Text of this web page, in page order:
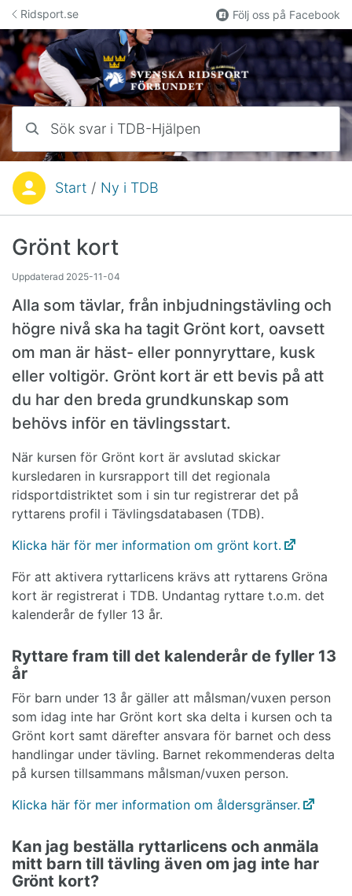
Hoppa till innehåll
Ridsport.se Följ oss på Facebook
Du är här:Start / Ny i TDB
Grönt kort
Uppdaterad 2025-11-04
Alla som tävlar, från inbjudningstävling och
högre nivå ska ha tagit Grönt kort, oavsett
om man är häst- eller ponnyryttare, kusk
eller voltigör. Grönt kort är ett bevis på att
du har den breda grundkunskap som
behövs inför en tävlingsstart.
När kursen för Grönt kort är avslutad skickar
kursledaren in kursrapport till det regionala
ridsportdistriktet som i sin tur registrerar det på
ryttarens profil i Tävlingsdatabasen (TDB).
Klicka här för mer information om grönt kort.
För att aktivera ryttarlicens krävs att ryttarens Gröna
kort är registrerat i TDB. Undantag ryttare t.o.m. det
kalenderår de fyller 13 år.
Ryttare fram till det kalenderår de fyller 13
år
För barn under 13 år gäller att målsman/vuxen person
som idag inte har Grönt kort ska delta i kursen och ta
Grönt kort samt därefter ansvara för barnet och dess
handlingar under tävling. Barnet rekommenderas delta
på kursen tillsammans målsman/vuxen person.
Klicka här för mer information om åldersgränser.
Kan jag beställa ryttarlicens och anmäla
mitt barn till tävling även om jag inte har
Grönt kort?